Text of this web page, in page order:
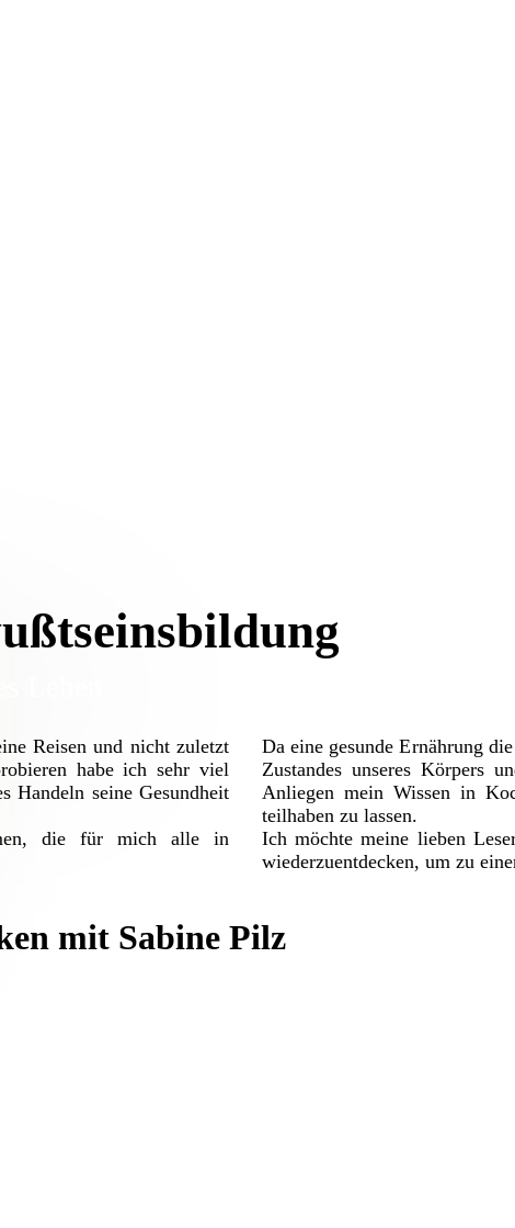
Reisen und nicht zuletzt
habe ich sehr viel
Handeln seine Gesundheit
die für mich alle in
Da eine gesunde Ernährung
Zustandes unseres Körpers
Anliegen mein Wissen in
teilhaben zu lassen.
Ich möchte meine lieben
wiederzuentdecken, um zu
mit Sabine Pilz